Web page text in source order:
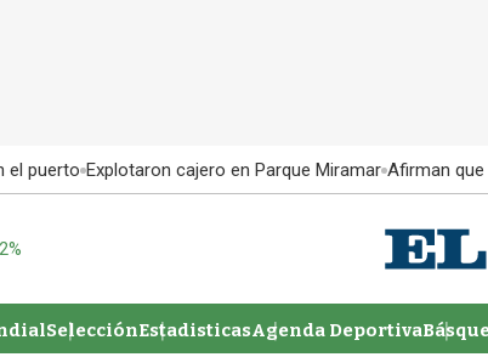
el puerto Explotaron cajero en Parque Miramar Afirman
SelecciónEstadisticasAgenda Deportiva